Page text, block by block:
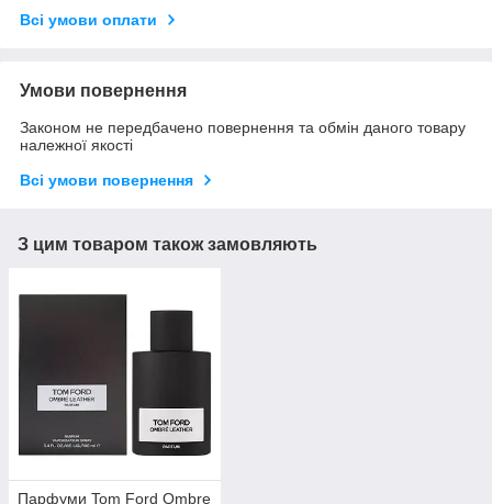
Всі умови оплати
Умови повернення
Законом не передбачено повернення та обмін даного товару
належної якості
Всі умови повернення
З цим товаром також замовляють
Парфуми Tom Ford Ombre